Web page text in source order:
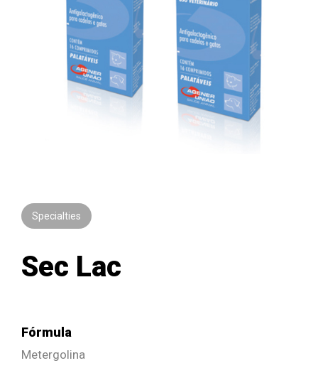
Specialties
Sec Lac
Fórmula
Metergolina